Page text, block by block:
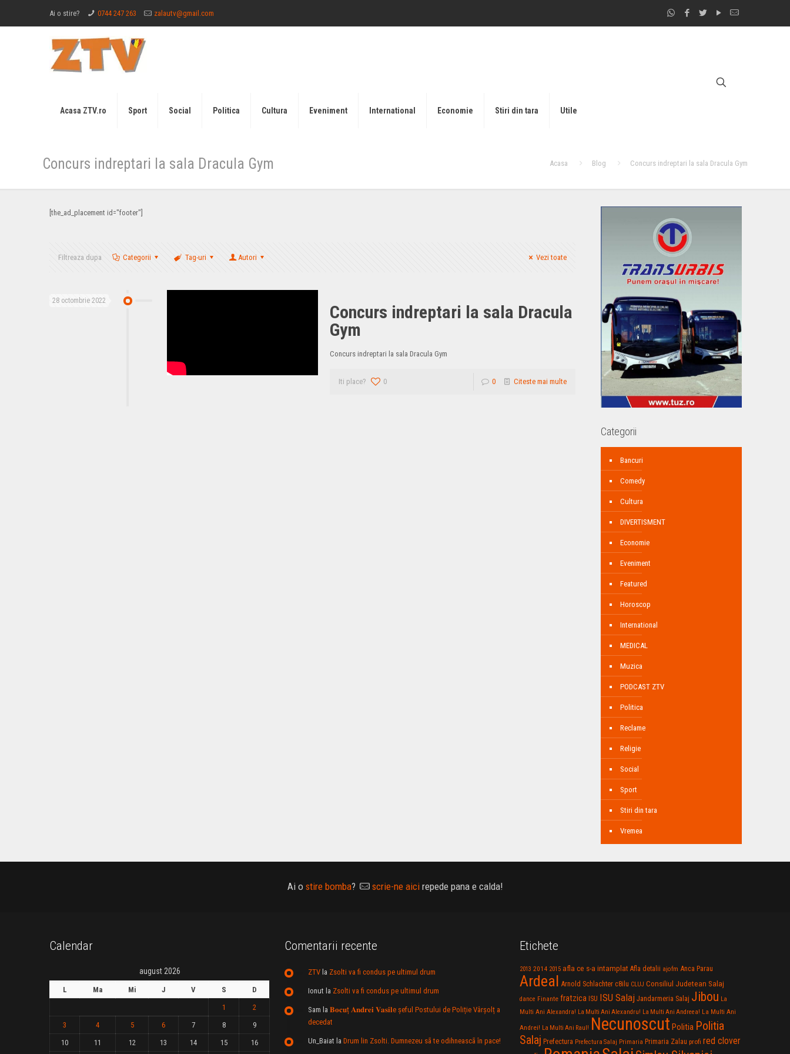
Ai o stire? 0744 247 263 zalautv@gmail.com
Acasa ZTV.ro Sport Social Politica Cultura Eveniment International Economie Stiri din tara Utile
Concurs indreptari la sala Dracula Gym Acasa Blog Concurs indreptari la sala Dracula Gym
[the_ad_placement id="footer"]
Filtreaza dupa Categorii Tag-uri Autori Vezi toate
28 octombrie 2022
Concurs indreptari la sala Dracula
Gym
Concurs indreptari la sala Dracula Gym
Iti place? 0 0 Citeste mai multe
Categorii
Bancuri
Comedy
Cultura
DIVERTISMENT
Economie
Eveniment
Featured
Horoscop
International
MEDICAL
Muzica
PODCAST ZTV
Politica
Reclame
Religie
Social
Sport
Stiri din tara
Vremea
Ai o stire bomba? scrie-ne aicirepede pana e calda!
Calendar
august 2026
L Ma Mi J V S
D
1
2
3
4 5 6 7 8
9
10
11 12 13 14 15 16
Comentarii recente
ZTVla Zsolti va fi condus pe ultimul drum
Ionut la Zsolti va fi condus pe ultimul drum
Sam la 𝐁𝐨𝐜𝐮ț 𝐀𝐧𝐝𝐫𝐞𝐢 𝐕𝐚𝐬𝐢𝐥e şeful Postului de Poliție Vârșolț a
decedat
Un_Baiat la Drum lin Zsolti. Dumnezeu sã te odihneascã în pace!
Etichete
2013 2014 2015 afla ce s-a intamplat Afla detalii ajofm Anca Parau
Ardeal Arnold Schlachter c8ilu CLUJ Consiliul Judetean Salaj
dance Finante fratzica ISU ISU Salaj Jandarmeria Salaj Jibou La
Multi Ani Alexandra! La Multi Ani Alexandru! La Multi Ani Andreea! La Multi Ani
Andrei! La Multi Ani Raul! Necunoscut Politia Politia
Salaj Prefectura Prefectura Salaj Primaria Primaria Zalau profi red clover